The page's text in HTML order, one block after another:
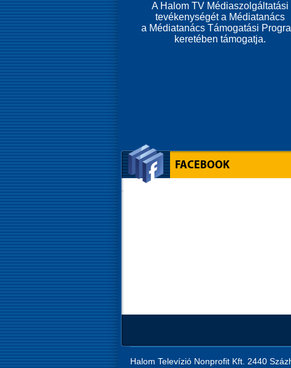
A Halom TV Médiaszolgáltatási
tevékenységét a Médiatanács
a Médiatanács Támogatási
keretében támogatja.
FACEBOOK
Halom Televízió Nonprofit Kft. 2440